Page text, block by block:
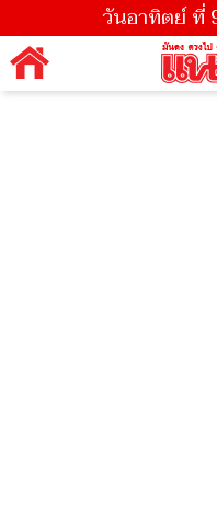
วันอาทิตย์ ที่